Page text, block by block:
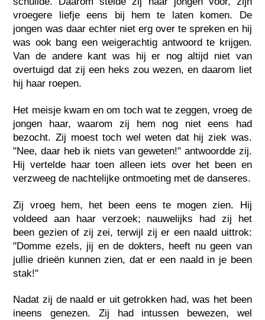
vroegere liefje eens bij hem te laten komen. De
jongen was daar echter niet erg over te spreken en hij
was ook bang een weigerachtig antwoord te krijgen.
Van de andere kant was hij er nog altijd niet van
overtuigd dat zij een heks zou wezen, en daarom liet
hij haar roepen.
Het meisje kwam en om toch wat te zeggen, vroeg de
jongen haar, waarom zij hem nog niet eens had
bezocht. Zij moest toch wel weten dat hij ziek was.
"Nee, daar heb ik niets van geweten!" antwoordde zij.
Hij vertelde haar toen alleen iets over het been en
verzweeg de nachtelijke ontmoeting met de danseres.
Zij vroeg hem, het been eens te mogen zien. Hij
voldeed aan haar verzoek; nauwelijks had zij het
been gezien of zij zei, terwijl zij er een naald uittrok:
"Domme ezels, jij en de dokters, heeft nu geen van
jullie drieën kunnen zien, dat er een naald in je been
stak!"
Nadat zij de naald er uit getrokken had, was het been
ineens genezen. Zij had intussen bewezen, wel